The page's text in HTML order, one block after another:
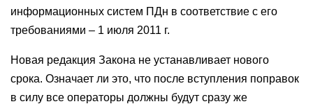
информационных систем ПДн в соответствие с его
требованиями – 1 июля 2011 г.
Новая редакция Закона не устанавливает нового
срока. Означает ли это, что после вступления поправок
в силу все операторы должны будут сразу же